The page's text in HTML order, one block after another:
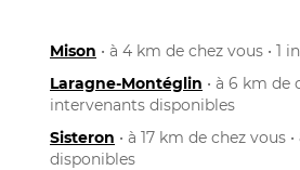
Mison • à 4 km de chez vous • 1
Laragne-Montéglin • à 6 km de
intervenants disponibles
Sisteron • à 17 km de chez vous
disponibles